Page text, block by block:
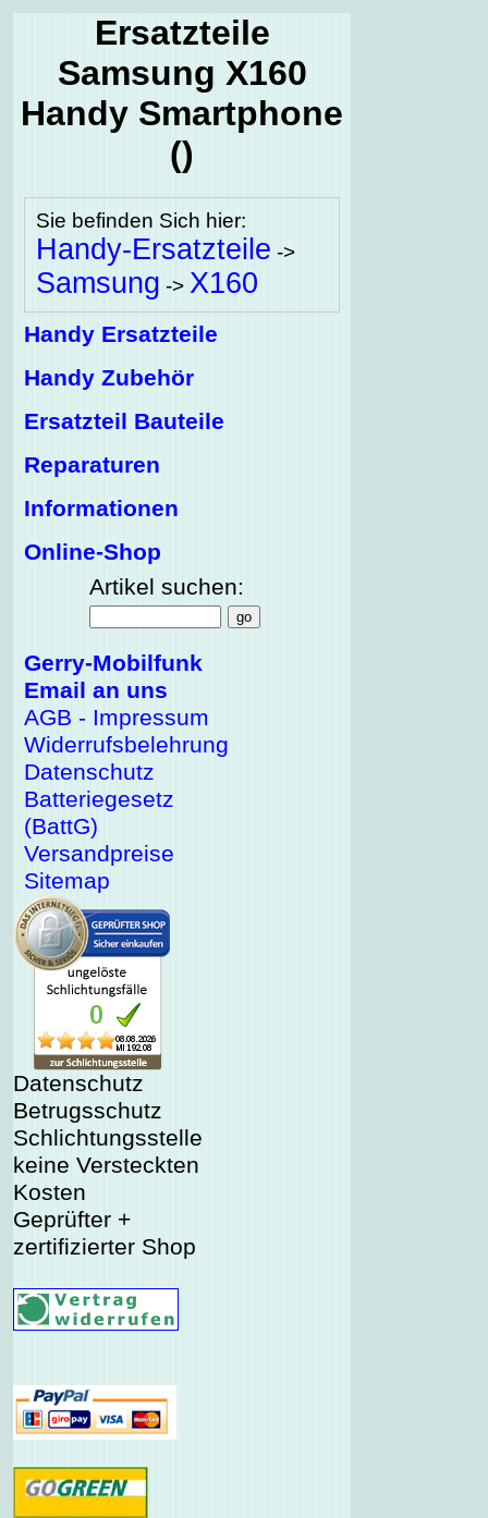
Ersatzteile
Samsung X160
Handy Smartphone
()
Sie befinden Sich hier:
Handy-Ersatzteile ->
Samsung -> X160
Handy Ersatzteile
Handy Zubehör
Ersatzteil Bauteile
Reparaturen
Informationen
Online-Shop
Artikel suchen:
Gerry-Mobilfunk
Email an uns
AGB - Impressum
Widerrufsbelehrung
Datenschutz
Batteriegesetz
(BattG)
Versandpreise
Sitemap
Datenschutz
Betrugsschutz
Schlichtungsstelle
keine Versteckten
Kosten
Geprüfter +
zertifizierter Shop